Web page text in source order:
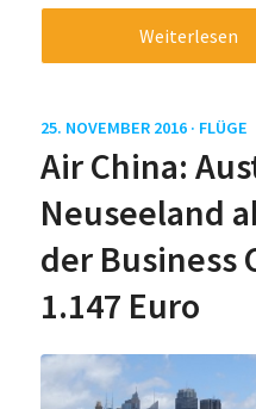
Weiterlesen
25. NOVEMBER 2016 · FLÜGE
Air China:
Neuseeland
der Business
1.147 Euro